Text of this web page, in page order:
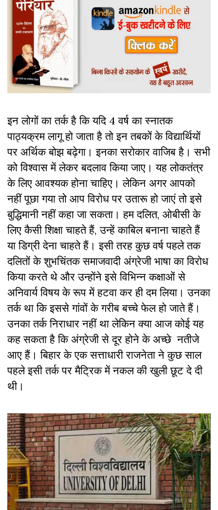
इन लोगों का तर्क है कि यदि 4 वर्ष का स्नातक
पाठ्यक्रम लागू हो जाता है तो इन तबकों के विद्यार्थियों
पर अर्थिक बोझ बढ़ेगा। इनका सरोकार वाजिब है। सभी
को विश्वास में लेकर बदलाव किया जाए। यह लोकतंत्र
के लिए आवश्यक होना चाहिए। लेकिन अगर आपको
नहीं पूछा गया तो आप विरोध पर उतारू हो जाएं तो इसे
बुद्धिमानी नहीं कहा जा सकता। हम दलित, ओबीसी के
लिए कैसी शिक्षा चाहते हैं, उन्हें काबिल बनाना चाहते हैं
या डिग्री देना चाहते हैं। इसी तरह कुछ वर्ष पहले तक
दलितों के शुभचिंतक समाजवादी अंग्रेजी भाषा का विरोध
किया करते थे और उन्होंने इसे विभिन्न कक्षाओं से
अनिवार्य विषय के रूप में हटवा कर ही दम लिया। उनका
तर्क था कि इससे गांवों के गरीब बच्चे फेल हो जाते हैं।
उनका तर्क निराधार नहीं था लेकिन क्या आज कोई यह
कह सकता है कि अंग्रेजी से दूर होने के अच्छे नतीजे
आए हैं। बिहार के एक सत्ताधारी राजनेता ने कुछ साल
पहले इसी तर्क पर मैट्रिक में नकल की खुली छूट दे दी
थी।